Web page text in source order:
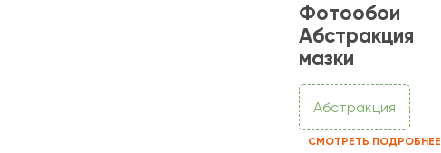
Фотообои
Абстракция
мазки
Абстракция
СМОТРЕТЬ ПОДРОБНЕЕ